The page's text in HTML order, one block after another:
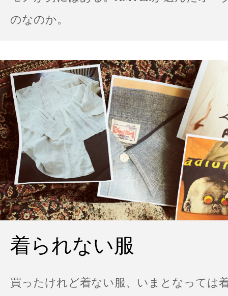
のなのか。
着られない服
買ったけれど着ない服、いまとなっては